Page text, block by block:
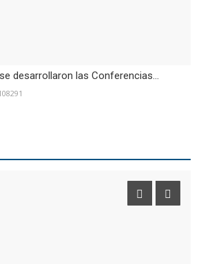
desarrollaron las Conferencias...